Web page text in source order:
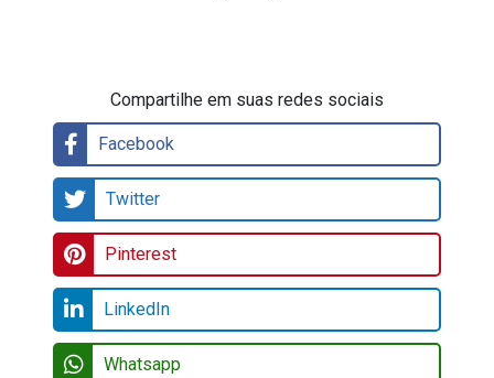
Compartilhe em suas redes sociais
Facebook
Twitter
Pinterest
LinkedIn
Whatsapp